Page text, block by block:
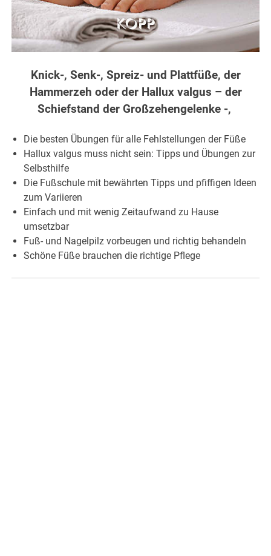
Knick-, Senk-, Spreiz- und Plattfüße, der
Hammerzeh oder der Hallux valgus – der
Schiefstand der Großzehengelenke -,
Die besten Übungen für alle Fehlstellungen der Füße
Hallux valgus muss nicht sein: Tipps und Übungen zur
Selbsthilfe
Die Fußschule mit bewährten Tipps und pfiffigen Ideen
zum Variieren
Einfach und mit wenig Zeitaufwand zu Hause
umsetzbar
Fuß- und Nagelpilz vorbeugen und richtig behandeln
Schöne Füße brauchen die richtige Pflege